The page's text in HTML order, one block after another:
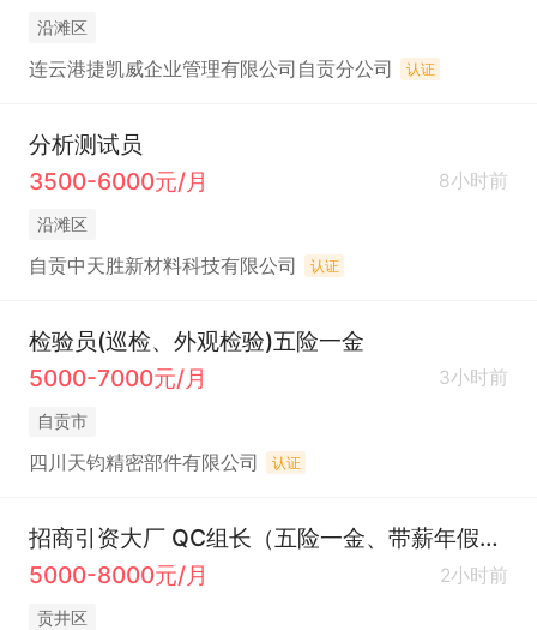
沿滩区
连云港捷凯威企业管理有限公司自贡分公司 认证
分析测试员
3500-6000元/月
8小时前
沿滩区
自贡中天胜新材料科技有限公司 认证
检验员(巡检、外观检验)五险一金
5000-7000元/月
3小时前
自贡市
四川天钧精密部件有限公司 认证
招商引资大厂 QC组长（五险一金、带薪年假、加班补助、定期团建、每年多次调薪、周末双休、朝九晚五）
5000-8000元/月
2小时前
贡井区